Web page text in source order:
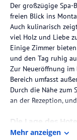
Der großzügige
freien Blick ins
Auch kulinarisch
viel Holz und Liebe
Einige Zimmer
und den Tag ruhig
Zur Neueröffnung im
Bereich umfasst
Durch die Nähe zum
an der Rezeption,
Die Lage des
Das VAYA Post
Mehr anzeigen